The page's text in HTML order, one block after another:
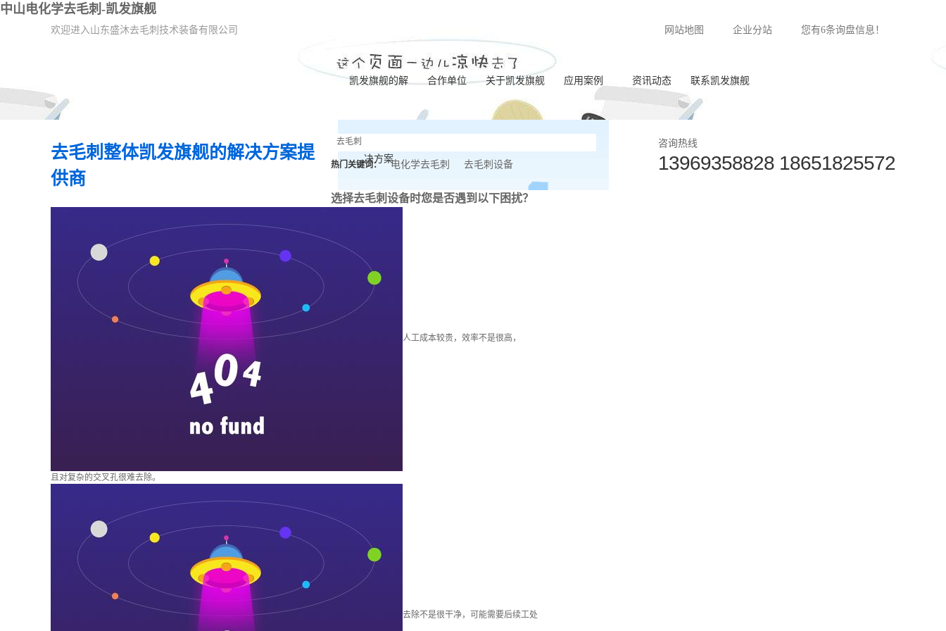
中山电化学去毛刺-凯发旗舰
网站地图 企业分站 您有6条询盘信息！
欢迎进入山东盛沐去毛刺技术装备有限公司
凯发旗舰的解
决方案
合作单位 关于凯发旗舰
凯发旗舰的简介
营业执照
联系凯发旗舰
应用案例
泵体加工
资讯动态
行业动态
联系凯发旗舰
去毛刺整体凯发旗舰的解决方案提
供商
热门关键词： 电化学去毛刺 去毛刺设备
咨询热线
13969358828 18651825572
选择去毛刺设备时您是否遇到以下困扰？
人工成本较贵，效率不是很高，
且对复杂的交叉孔很难去除。
去除不是很干净，可能需要后续工处